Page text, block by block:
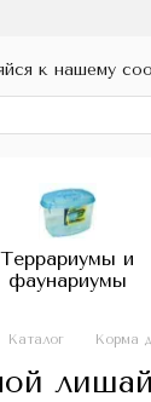
к нашему
Террариумы и
фаунариумы
Каталог Корма